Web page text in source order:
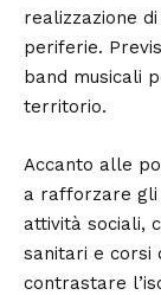
realizzazione
periferie.
band musicali
territorio.
Accanto alle
a rafforzare gli
attività sociali,
sanitari e corsi
contrastare